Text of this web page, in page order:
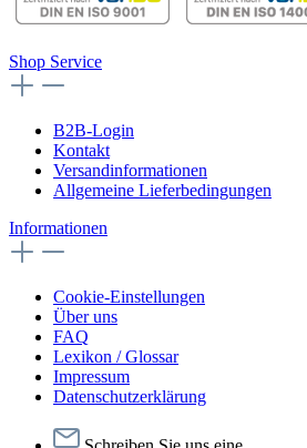
Shop Service
B2B-Login
Kontakt
Versandinformationen
Allgemeine Lieferbedingungen
Informationen
Cookie-Einstellungen
Über uns
FAQ
Lexikon / Glossar
Impressum
Datenschutzerklärung